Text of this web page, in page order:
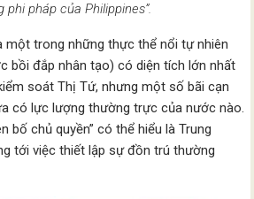
pháp của Philippines”.
một trong những thực thể nổi tự nhiên
bồi đắp nhân tạo) có diện tích lớn nhất
soát Thị Tứ, nhưng một số bãi cạn
có lực lượng thường trực của nước nào.
bố chủ quyền” có thể hiểu là Trung
tới việc thiết lập sự đồn trú thường